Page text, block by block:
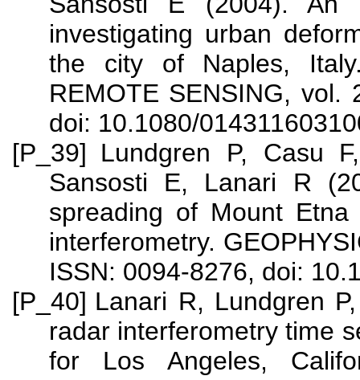
investigating urban
the city of Naples,
REMOTE SENSING, vol.
doi: 10.1080/
[P_39] Lundgren P, Casu
Sansosti E, Lanari R
spreading of Mount
interferometry.
ISSN: 0094-8276, doi:
[P_40] Lanari R, Lundgren
radar interferometry time
for Los Angeles,